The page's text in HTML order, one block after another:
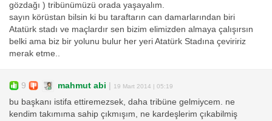
gözdağı ) tribünümüzü orada yaşayalım.
sayın körüstan bilsin ki bu taraftarın can damarlarından biri
Atatürk stadı ve maçlardır sen bizim elimizden almaya çalışırsın
belki ama biz bir yolunu bulur her yeri Atatürk Stadına çeviririz
merak etme..
9 mahmut abi | 19 Mart 2014 | 05:19
bu başkanı istifa ettiremezsek, daha tribüne gelmiycem. ne
kendim takımıma sahip çıkmışım, ne kardeşlerim çıkabilmiş